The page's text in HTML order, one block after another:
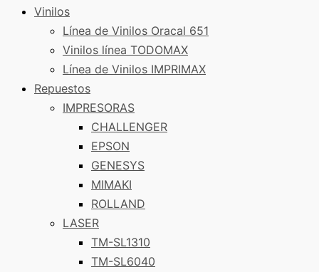
Vinilos
Línea de Vinilos Oracal 651
Vinilos línea TODOMAX
Línea de Vinilos IMPRIMAX
Repuestos
IMPRESORAS
CHALLENGER
EPSON
GENESYS
MIMAKI
ROLLAND
LASER
TM-SL1310
TM-SL6040